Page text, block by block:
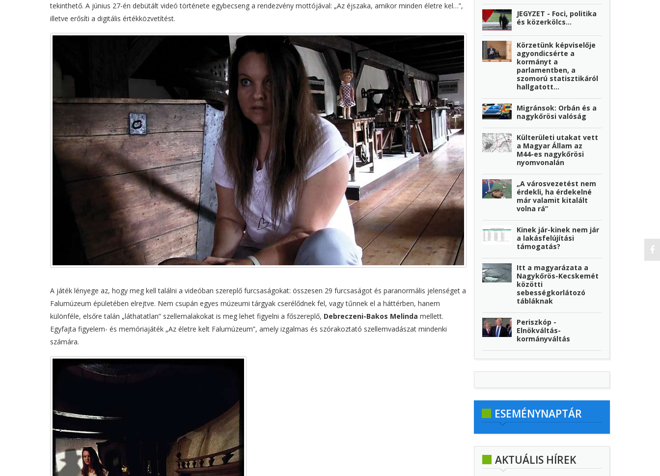
tekinthető. A június 27-én debütált videó története egybecseng a rendezvény mottójával: „Az éjszaka, amikor minden életre kel…”,
illetve erősíti a digitális értékközvetítést.
A játék lényege az, hogy meg kell találni a videóban szereplő furcsaságokat: összesen 29 furcsaságot és paranormális jelenséget a
Falumúzeum épületében elrejtve. Nem csupán egyes múzeumi tárgyak cserélődnek fel, vagy tűnnek el a háttérben, hanem
különféle, elsőre talán „láthatatlan” szellemalakokat is meg lehet figyelni a főszereplő, Debreczeni-Bakos Melinda mellett.
Egyfajta figyelem- és memóriajáték „Az életre kelt Falumúzeum”, amely izgalmas és szórakoztató szellemvadászat mindenki
számára.
JEGYZET - Foci, politika
és közerkölcs…
Körzetünk képviselője
agyondicsérte a
kormányt a
parlamentben, a
szomorú statisztikáról
hallgatott...
Migránsok: Orbán és a
nagykőrösi valóság
Külterületi utakat vett
a Magyar Állam az
M44-es nagykőrösi
nyomvonalán
„A városvezetést nem
érdekli, ha érdekelné
már valamit kitalált
volna rá”
Kinek jár-kinek nem jár
a lakásfelújítási
támogatás?
Itt a magyarázata a
Nagykőrös-Kecskemét
közötti
sebességkorlátozó
tábláknak
Periszkóp -
Elnökváltás-
kormányváltás
ESEMÉNYNAPTÁR
AKTUÁLIS HÍREK